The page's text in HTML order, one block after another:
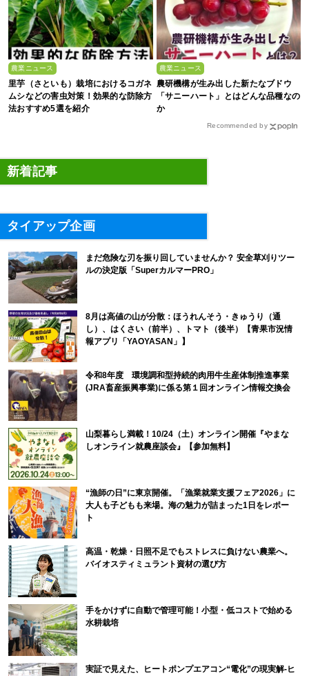
農業ニュース
里芋（さといも）栽培におけるコガネ
ムシなどの害虫対策！効果的な防除方
法おすすめ5選を紹介
農業ニュース
農研機構が生み出した新たなブドウ
「サニーハート」とはどんな品種なの
か
Recommended by
新着記事
タイアップ企画
まだ危険な刃を振り回していませんか？ 安全草刈りツー
ルの決定版「SuperカルマーPRO」
8月は高値の山が分散：ほうれんそう・きゅうり（通
し）、はくさい（前半）、トマト（後半）【青果市況情
報アプリ「YAOYASAN」】
令和8年度 環境調和型持続的肉用牛生産体制推進事業
(JRA畜産振興事業)に係る第１回オンライン情報交換会
山梨暮らし満載！10/24（土）オンライン開催『やまな
しオンライン就農座談会』【参加無料】
“漁師の日”に東京開催。「漁業就業支援フェア2026」に
大人も子どもも来場。海の魅力が詰まった1日をレポー
ト
高温・乾燥・日照不足でもストレスに負けない農業へ。
バイオスティミュラント資材の選び方
手をかけずに自動で管理可能！小型・低コストで始める
水耕栽培
実証で見えた、ヒートポンプエアコン“電化”の現実解-ヒ